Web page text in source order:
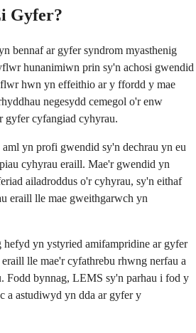
Gyfer?
bennaf ar gyfer syndrom myasthenig
hunanimiwn prin sy'n achosi gwendid
hwn yn effeithio ar y ffordd y mae
negesydd cemegol o'r enw
gyfer cyfangiad cyhyrau.
yn profi gwendid sy'n dechrau yn eu
cyhyrau eraill. Mae'r gwendid yn
ailadroddus o'r cyhyrau, sy'n eithaf
eraill lle mae gweithgarwch yn
yn ystyried amifampridine ar gyfer
lle mae'r cyfathrebu rhwng nerfau a
Fodd bynnag, LEMS sy'n parhau i fod y
a astudiwyd yn dda ar gyfer y